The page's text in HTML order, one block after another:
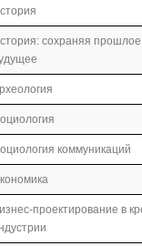
сохраняя
коммуникаций
проектирование в